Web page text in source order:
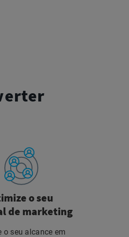
o seu
de marketing
o seu alcance em